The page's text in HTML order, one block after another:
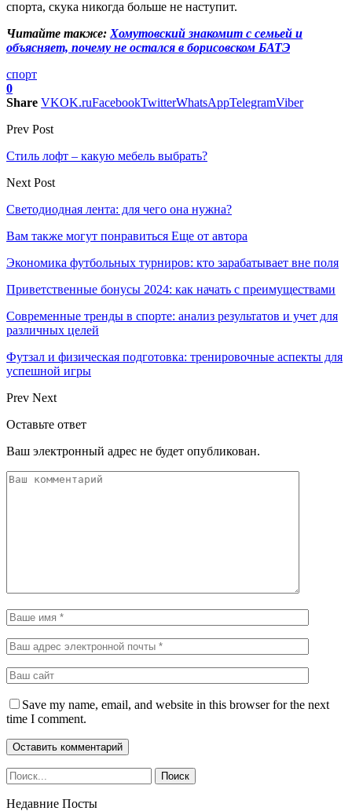
спорта, скука никогда больше не наступит.
Читайте также: Хомутовский знакомит с семьей и
объясняет, почему не остался в борисовском БАТЭ
спорт
0
Share VKOK.ruFacebookTwitterWhatsAppTelegramViber
Prev Post
Стиль лофт – какую мебель выбрать?
Next Post
Светодиодная лента: для чего она нужна?
Вам также могут понравиться Еще от автора
Экономика футбольных турниров: кто зарабатывает вне поля
Приветственные бонусы 2024: как начать с преимуществами
Современные тренды в спорте: анализ результатов и учет для
различных целей
Футзал и физическая подготовка: тренировочные аспекты для
успешной игры
Prev Next
Оставьте ответ
Ваш электронный адрес не будет опубликован.
Save my name, email, and website in this browser for the next
time I comment.
Недавние Посты